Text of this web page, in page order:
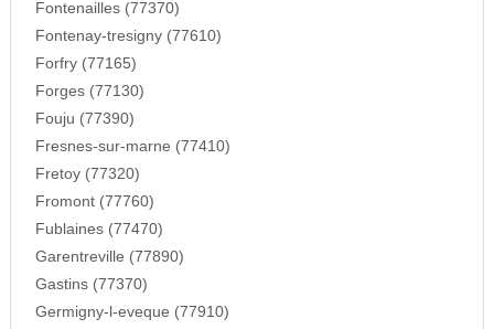
Fontenailles (77370)
Fontenay-tresigny (77610)
Forfry (77165)
Forges (77130)
Fouju (77390)
Fresnes-sur-marne (77410)
Fretoy (77320)
Fromont (77760)
Fublaines (77470)
Garentreville (77890)
Gastins (77370)
Germigny-l-eveque (77910)